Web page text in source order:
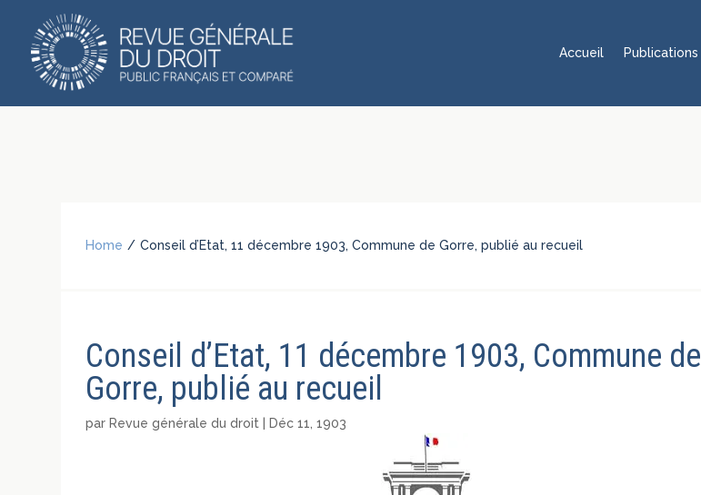
Accueil Publications
Home / Conseil d’Etat, 11 décembre 1903, Commune de Gorre, publié au recueil
Conseil d’Etat, 11 décembre 1903, Commune de
Gorre, publié au recueil
par Revue générale du droit Déc 11, 1903